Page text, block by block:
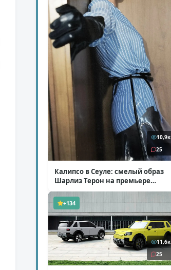
10,9к
25
Калипсо в Сеуле: смелый образ
Шарлиз Терон на премьере
«Одиссеи»( 6 фото )
+134
11,6к
25